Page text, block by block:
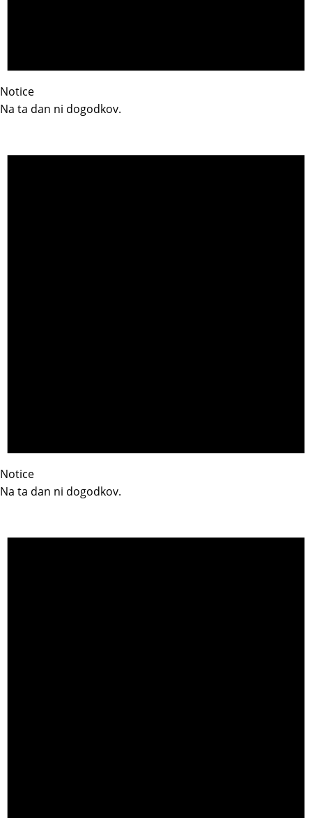
Notice
Na ta dan ni dogodkov.
Notice
Na ta dan ni dogodkov.